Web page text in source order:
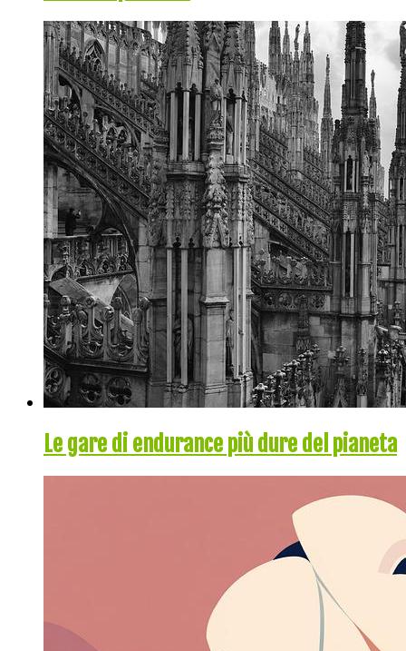
Le gare di endurance più dure del pianeta